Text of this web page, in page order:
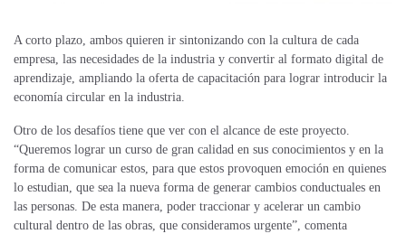
A corto plazo, ambos quieren ir sintonizando con la cultura de cada
empresa, las necesidades de la industria y convertir al formato digital de
aprendizaje, ampliando la oferta de capacitación para lograr introducir la
economía circular en la industria.
Otro de los desafíos tiene que ver con el alcance de este proyecto.
“Queremos lograr un curso de gran calidad en sus conocimientos y en la
forma de comunicar estos, para que estos provoquen emoción en quienes
lo estudian, que sea la nueva forma de generar cambios conductuales en
las personas. De esta manera, poder traccionar y acelerar un cambio
cultural dentro de las obras, que consideramos urgente”, comenta